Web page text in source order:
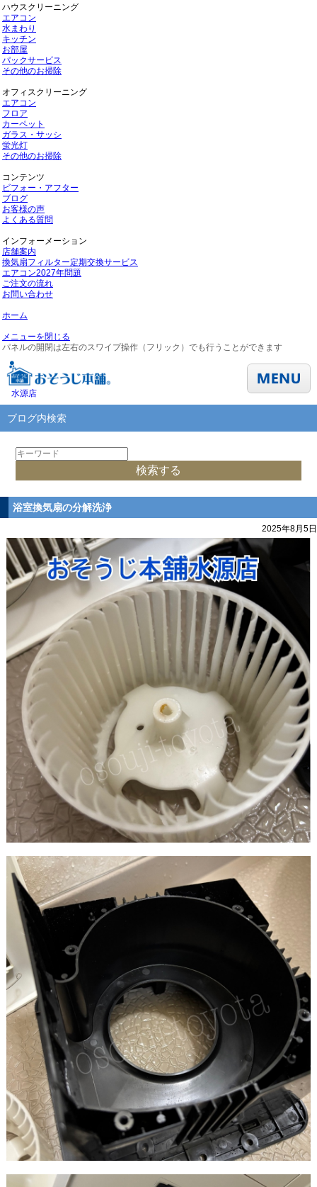
ハウスクリーニング
エアコン
水まわり
キッチン
お部屋
パックサービス
その他のお掃除
オフィスクリーニング
エアコン
フロア
カーペット
ガラス・サッシ
蛍光灯
その他のお掃除
コンテンツ
ビフォー・アフター
ブログ
お客様の声
よくある質問
インフォーメーション
店舗案内
換気扇フィルター定期交換サービス
エアコン2027年問題
ご注文の流れ
お問い合わせ
ホーム
メニューを閉じる
パネルの開閉は左右のスワイプ操作（フリック）でも行うことができます
水源店
ブログ内検索
浴室換気扇の分解洗浄
2025年8月5日